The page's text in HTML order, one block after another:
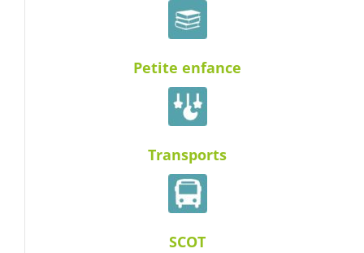
Petite enfance
Transports
SCOT